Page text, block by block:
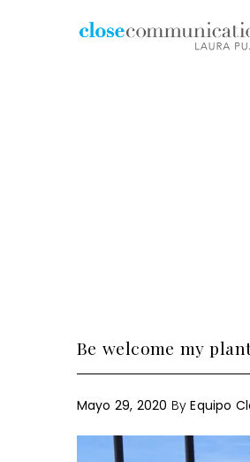
Be welcome my
Mayo 29, 2020 ByEquipo